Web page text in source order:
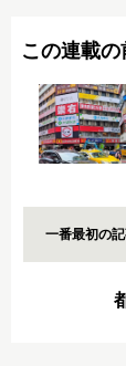
この連載
一番最初の